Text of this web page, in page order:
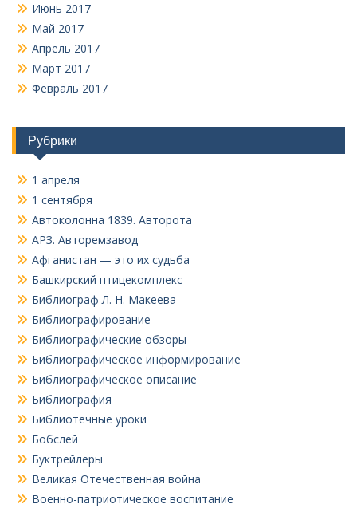
Июнь 2017
Май 2017
Апрель 2017
Март 2017
Февраль 2017
Рубрики
1 апреля
1 сентября
Автоколонна 1839. Авторота
АРЗ. Авторемзавод
Афганистан — это их судьба
Башкирский птицекомплекс
Библиограф Л. Н. Макеева
Библиографирование
Библиографические обзоры
Библиографическое информирование
Библиографическое описание
Библиография
Библиотечные уроки
Бобслей
Буктрейлеры
Великая Отечественная война
Военно-патриотическое воспитание